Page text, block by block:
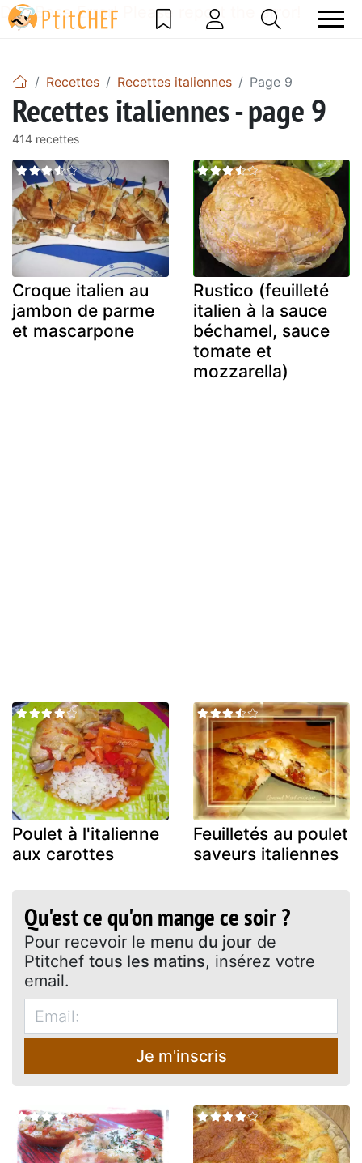
DataBase Error! Please report the error!
Recettes Recettes italiennes Page 9
Recettes italiennes - page 9
414 recettes
Croque italien au
jambon de parme
et mascarpone
Rustico (feuilleté
italien à la sauce
béchamel, sauce
tomate et
mozzarella)
Poulet à l'italienne
aux carottes
Feuilletés au poulet
saveurs italiennes
Qu'est ce qu'on mange ce soir ?
Pour recevoir le menu du jour de
Ptitchef tous les matins, insérez votre
email.
Je m'inscris